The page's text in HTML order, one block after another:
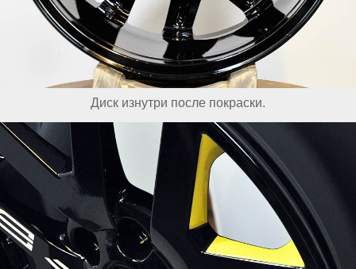
Диск изнутри после покраски.